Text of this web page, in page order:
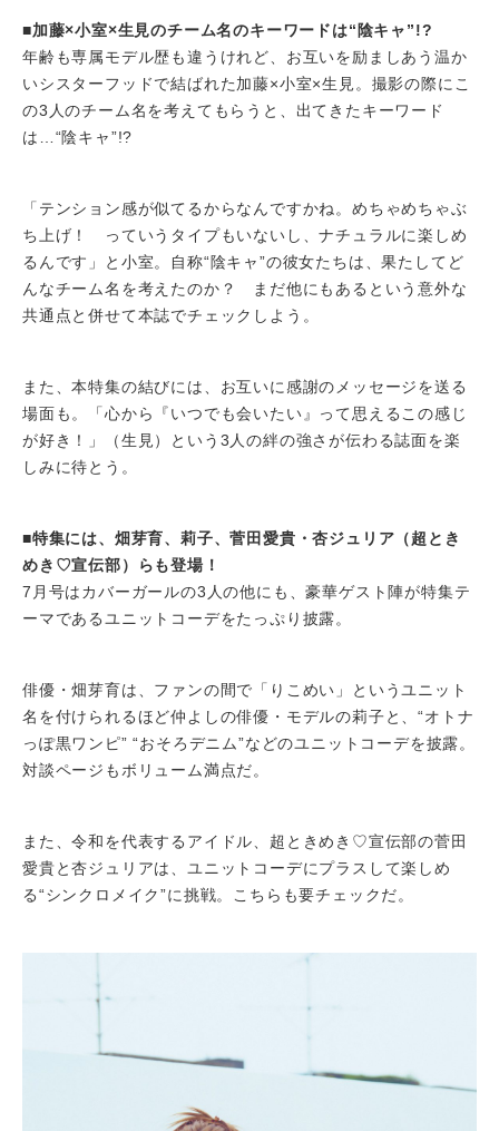
■加藤×小室×生見のチーム名のキーワードは“陰キャ”!?
年齢も専属モデル歴も違うけれど、お互いを励ましあう温か
いシスターフッドで結ばれた加藤×小室×生見。撮影の際にこ
の3人のチーム名を考えてもらうと、出てきたキーワード
は…“陰キャ”!?
「テンション感が似てるからなんですかね。めちゃめちゃぶ
ち上げ！ っていうタイプもいないし、ナチュラルに楽しめ
るんです」と小室。自称“陰キャ”の彼女たちは、果たしてど
んなチーム名を考えたのか？ まだ他にもあるという意外な
共通点と併せて本誌でチェックしよう。
また、本特集の結びには、お互いに感謝のメッセージを送る
場面も。「心から『いつでも会いたい』って思えるこの感じ
が好き！」（生見）という3人の絆の強さが伝わる誌面を楽
しみに待とう。
■特集には、畑芽育、莉子、菅田愛貴・杏ジュリア（超とき
めき♡宣伝部）らも登場！
7月号はカバーガールの3人の他にも、豪華ゲスト陣が特集テ
ーマであるユニットコーデをたっぷり披露。
俳優・畑芽育は、ファンの間で「りこめい」というユニット
名を付けられるほど仲よしの俳優・モデルの莉子と、“オトナ
っぽ黒ワンピ” “おそろデニム”などのユニットコーデを披露。
対談ページもボリューム満点だ。
また、令和を代表するアイドル、超ときめき♡宣伝部の菅田
愛貴と杏ジュリアは、ユニットコーデにプラスして楽しめ
る“シンクロメイク”に挑戦。こちらも要チェックだ。